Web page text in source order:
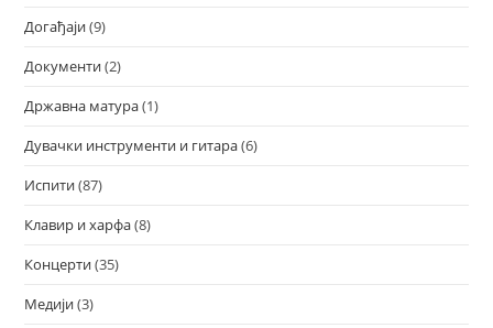
Догађаји(9)
Документи(2)
Државна матура(1)
Дувачки инструменти и гитара(6)
Испити(87)
Клавир и харфа(8)
Концерти(35)
Медији(3)